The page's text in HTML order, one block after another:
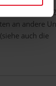
Daten zum
an andere
auch die